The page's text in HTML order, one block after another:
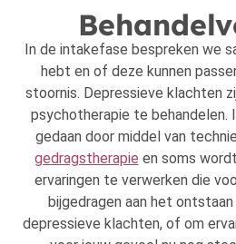
In de intakefase bespreken we
hebt en of deze kunnen
stoornis. Depressieve klachten
psychotherapie te behandelen.
gedaan door middel van
gedragstherapie en soms
ervaringen te verwerken die
bijgedragen aan het
depressieve klachten, of om